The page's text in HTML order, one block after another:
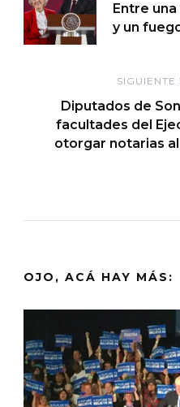
de
entradas
Entre
y un
Diputados de
facultades del
otorgar notarias
OJO, ACÁ HAY MÁS: